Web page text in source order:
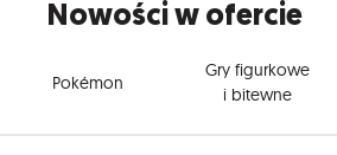
Nowości w ofercie
Pokémon
Gry figurkowe
i bitewne